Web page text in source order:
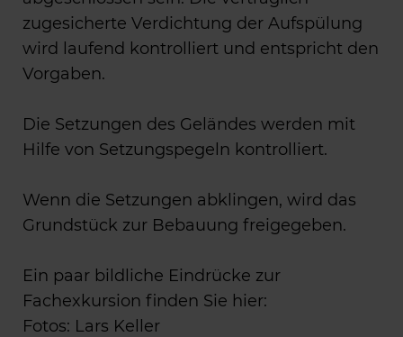
zugesicherte Verdichtung der Aufspülung
wird laufend kontrolliert und entspricht den
Vorgaben.
Die Setzungen des Geländes werden mit
Hilfe von Setzungspegeln kontrolliert.
Wenn die Setzungen abklingen, wird das
Grundstück zur Bebauung freigegeben.
Ein paar bildliche Eindrücke zur
Fachexkursion finden Sie hier:
Fotos: Lars Keller